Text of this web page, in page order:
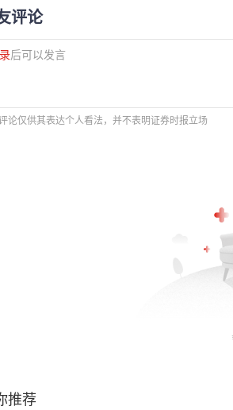
评论
后可以发言
论仅供其表达个人看法，并不表明证券时报立场
推荐